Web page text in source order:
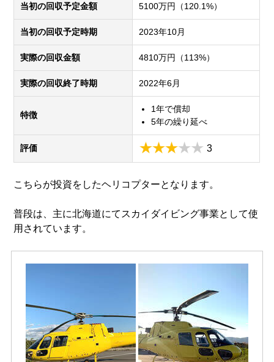
当初の回収予定金額 5100万円（120.1%）
当初の回収予定時期 2023年10月
実際の回収金額 4810万円（113%）
実際の回収終了時期 2022年6月
特徴
1年で償却
5年の繰り延べ
評価 3
こちらが投資をしたヘリコプターとなります。
普段は、主に北海道にてスカイダイビング事業として使
用されています。